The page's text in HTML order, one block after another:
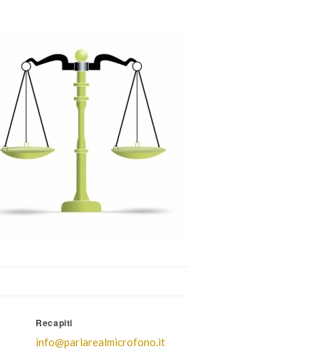
Recapiti
info@parlarealmicrofono.it